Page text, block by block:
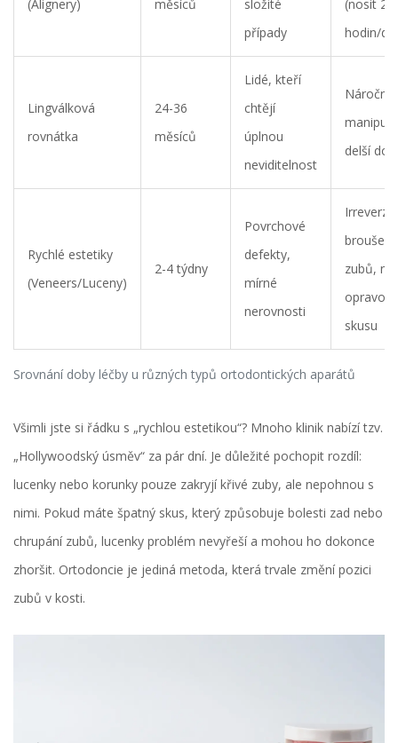
Srovnání doby léčby u různých typů ortodontických aparátů
(Alignery)
měsíců
složité
případy
(nosit 22
hodin/
Lingválková
rovnátka
24-36
měsíců
Lidé, kteří
chtějí
úplnou
neviditelnost
delší
Rychlé estetiky
(Veneers/Luceny)
2-4 týdny
Povrchové
defekty,
mírné
nerovnosti
broušení
zubů,
opravou
skusu
Všimli jste si řádku s „rychlou estetikou“? Mnoho klinik nabízí tzv.
„Hollywoodský úsměv“ za pár dní. Je důležité pochopit rozdíl:
lucenky nebo korunky pouze zakryjí křivé zuby, ale nepohnou s
nimi. Pokud máte špatný skus, který způsobuje bolesti zad nebo
chrupání zubů, lucenky problém nevyřeší a mohou ho dokonce
zhoršit. Ortodoncie je jediná metoda, která trvale změní pozici
zubů v kosti.